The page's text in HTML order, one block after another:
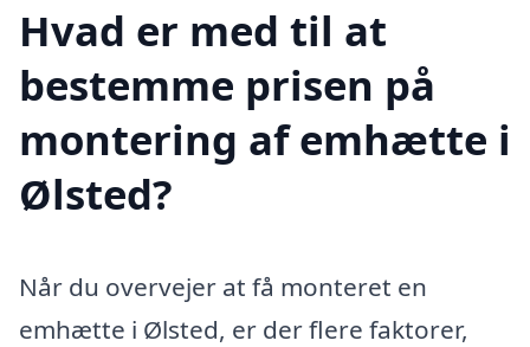
Hvad er med til at
bestemme prisen på
montering af emhætte i
Ølsted?
Når du overvejer at få monteret en
emhætte i Ølsted, er der flere faktorer,